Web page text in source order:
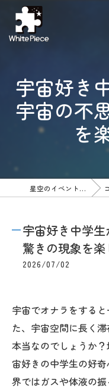
宇宙好き
宇宙の不
を
星空のイベントならWhite Piece コラム
宇宙好き中学
驚きの現象を
2026/07/02
宇宙でオナラをする
た、宇宙空間に長く
本当なのでしょうか
宙好きの中学生の好
界ではガスや体液の